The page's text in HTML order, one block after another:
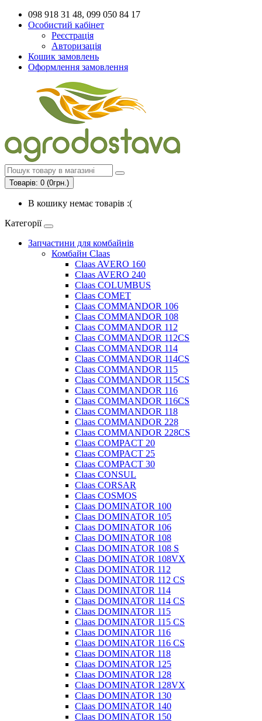
098 918 31 48, 099 050 84 17
Особистий кабінет
Реєстрація
Авторизація
Кошик замовлень
Оформлення замовлення
Товарів: 0 (0грн.)
В кошику немає товарів :(
Категорії
Запчастини для комбайнів
Комбайн Claas
Claas AVERO 160
Claas AVERO 240
Claas COLUMBUS
Claas COMET
Claas COMMANDOR 106
Claas COMMANDOR 108
Claas COMMANDOR 112
Claas COMMANDOR 112CS
Claas COMMANDOR 114
Claas COMMANDOR 114CS
Claas COMMANDOR 115
Claas COMMANDOR 115CS
Claas COMMANDOR 116
Claas COMMANDOR 116CS
Claas COMMANDOR 118
Claas COMMANDOR 228
Claas COMMANDOR 228CS
Claas COMPACT 20
Claas COMPACT 25
Claas COMPACT 30
Claas CONSUL
Claas CORSAR
Claas COSMOS
Claas DOMINATOR 100
Claas DOMINATOR 105
Claas DOMINATOR 106
Claas DOMINATOR 108
Claas DOMINATOR 108 S
Claas DOMINATOR 108VX
Claas DOMINATOR 112
Claas DOMINATOR 112 CS
Claas DOMINATOR 114
Claas DOMINATOR 114 CS
Claas DOMINATOR 115
Claas DOMINATOR 115 CS
Claas DOMINATOR 116
Claas DOMINATOR 116 CS
Claas DOMINATOR 118
Claas DOMINATOR 125
Claas DOMINATOR 128
Claas DOMINATOR 128VX
Claas DOMINATOR 130
Claas DOMINATOR 140
Claas DOMINATOR 150